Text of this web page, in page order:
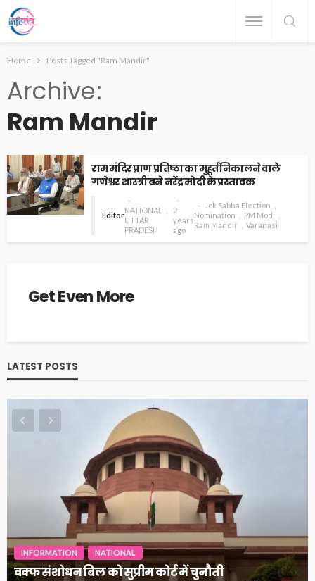
Home Posts Tagged "Ram Mandir"
Archive
Ram Mandir
राम मंदिर प्राण प्रतिष्ठा का मुहूर्त निकालने वाले
गणेश्वर शास्त्री बने नरेंद्र मोदी के प्रस्तावक
Editor
NATIONAL
UTTAR
PRADESH
2
years
ago
Lok Sabha Election
Nomination
PM Modi
Ram Mandir
Varanasi
Get Even More
LATEST POSTS
INFORMATION NATIONAL
वक्फ संशोधन बिल को सुप्रीम कोर्ट में चुनौती